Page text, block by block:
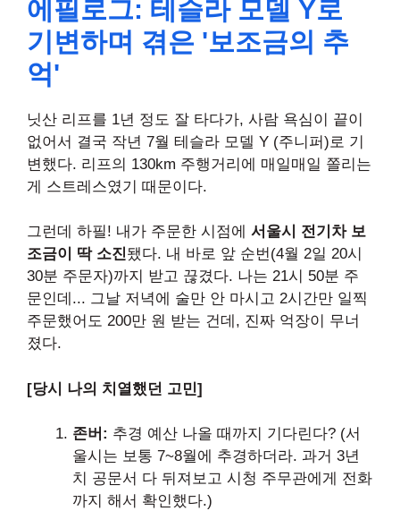
에필로그: 테슬라 모델 Y로
기변하며 겪은 '보조금의 추
억'
닛산 리프를 1년 정도 잘 타다가, 사람 욕심이 끝이
없어서 결국 작년 7월 테슬라 모델 Y (주니퍼)로 기
변했다. 리프의 130km 주행거리에 매일매일 쫄리는
게 스트레스였기 때문이다.
그런데 하필! 내가 주문한 시점에 서울시 전기차 보
조금이 딱 소진됐다. 내 바로 앞 순번(4월 2일 20시
30분 주문자)까지 받고 끊겼다. 나는 21시 50분 주
문인데... 그날 저녁에 술만 안 마시고 2시간만 일찍
주문했어도 200만 원 받는 건데, 진짜 억장이 무너
졌다.
[당시 나의 치열했던 고민]
존버: 추경 예산 나올 때까지 기다린다? (서
울시는 보통 7~8월에 추경하더라. 과거 3년
치 공문서 다 뒤져보고 시청 주무관에게 전화
까지 해서 확인했다.)